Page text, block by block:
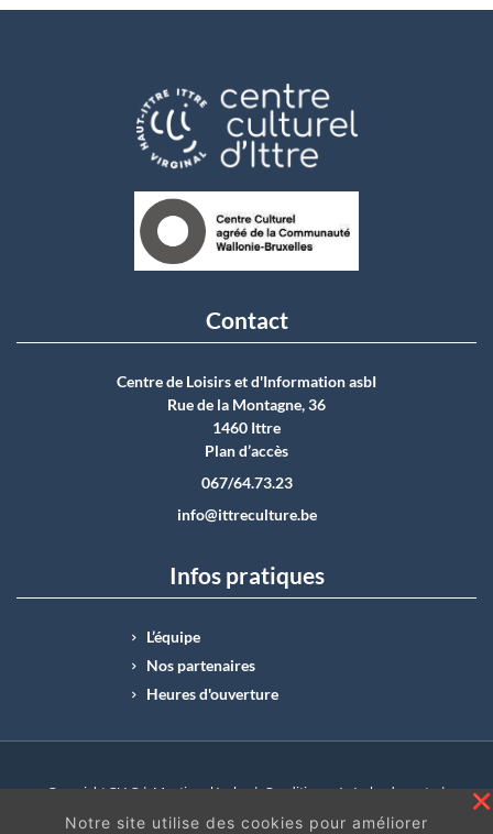
Contact
Centre de Loisirs et d'Information asbI
Rue de la Montagne, 36
1460 Ittre
Plan d’accès
067/64.73.23
info@ittreculture.be
Infos pratiques
L’équipe
Nos partenaires
Heures d'ouverture
Copyright CLI © | Mentions légales | Conditions générales de vente |
N°Entreprise : BE0414.742.009 |
BE50 0012 6285 4518
Notre site utilise des cookies pour améliorer